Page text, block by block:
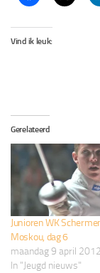
Vind ik leuk:
Gerelateerd
Junioren WK
Moskou, dag 6
maandag 9 april 2012
In "Jeugd nieuws"